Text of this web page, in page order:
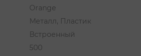
Orange
Металл, Пластик
Встроенный
500